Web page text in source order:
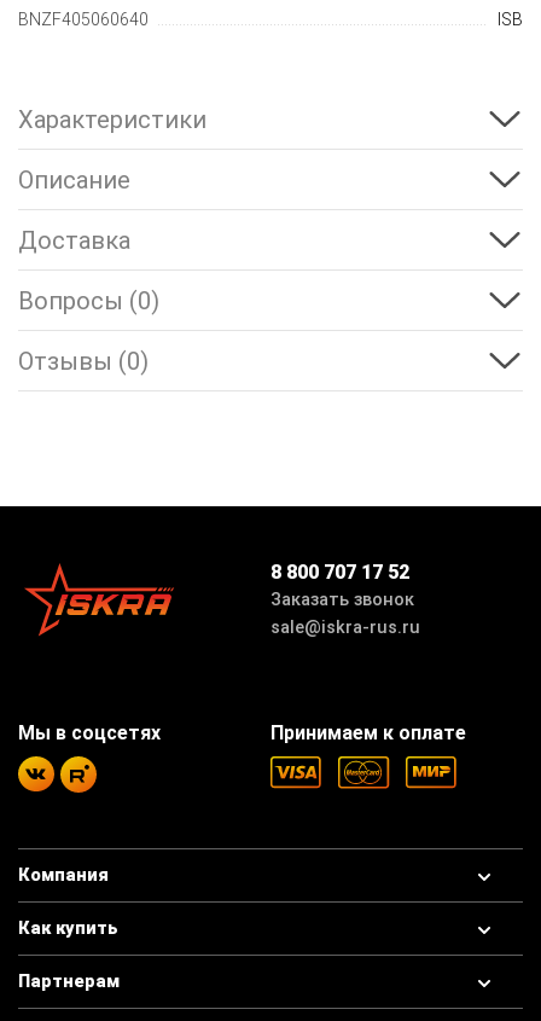
BNZF405060640 ISB
Характеристики
Описание
Доставка
Вопросы (0)
Отзывы (0)
8 800 707 17 52
Заказать звонок
sale@iskra-rus.ru
Компания
Как купить
Партнерам
Принимаем к оплате
Мы в соцсетях